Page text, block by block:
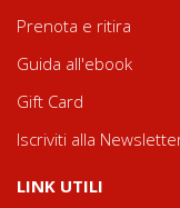
Prenota e ritira
Guida all'ebook
Gift Card
Iscriviti alla
LINK UTILI